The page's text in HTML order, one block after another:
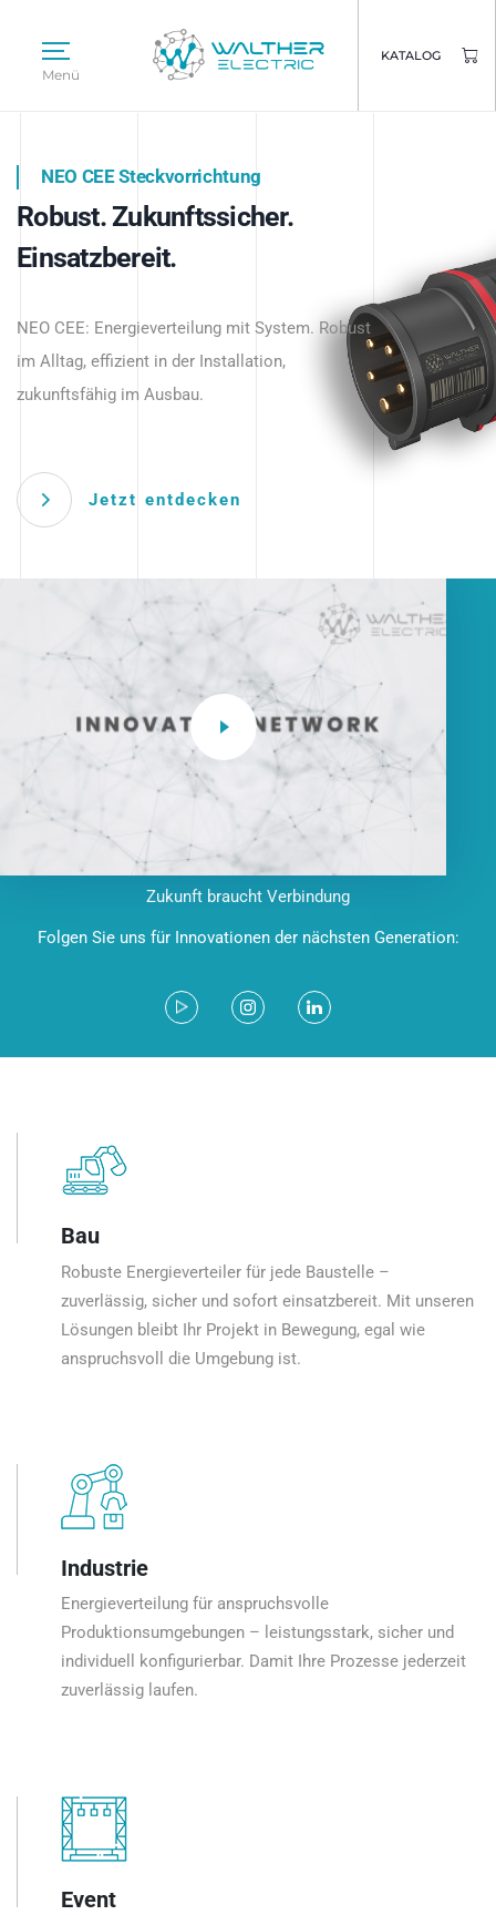
Menü
KATALOG
Intelligente Stromverteilung
beginnt hier.
NEO CEE Steckvorrichtung
Robust. Zukunftssicher.
Einsatzbereit.
NEO CEE: Energieverteilung mit System. Robust
im Alltag, effizient in der Installation,
zukunftsfähig im Ausbau.
Jetzt entdecken
Intelligenz trifft Energie.
Anwendungen – robust, IP-geschützt und
zukunftsfähig.
Zukunft braucht Verbindung
Folgen Sie uns für Innovationen der nächsten Generation:
Bau
Robuste Energieverteiler für jede Baustelle –
zuverlässig, sicher und sofort einsatzbereit. Mit unseren
Lösungen bleibt Ihr Projekt in Bewegung, egal wie
anspruchsvoll die Umgebung ist.
Industrie
Energieverteilung für anspruchsvolle
Produktionsumgebungen – leistungsstark, sicher und
individuell konfigurierbar. Damit Ihre Prozesse jederzeit
zuverlässig laufen.
Event